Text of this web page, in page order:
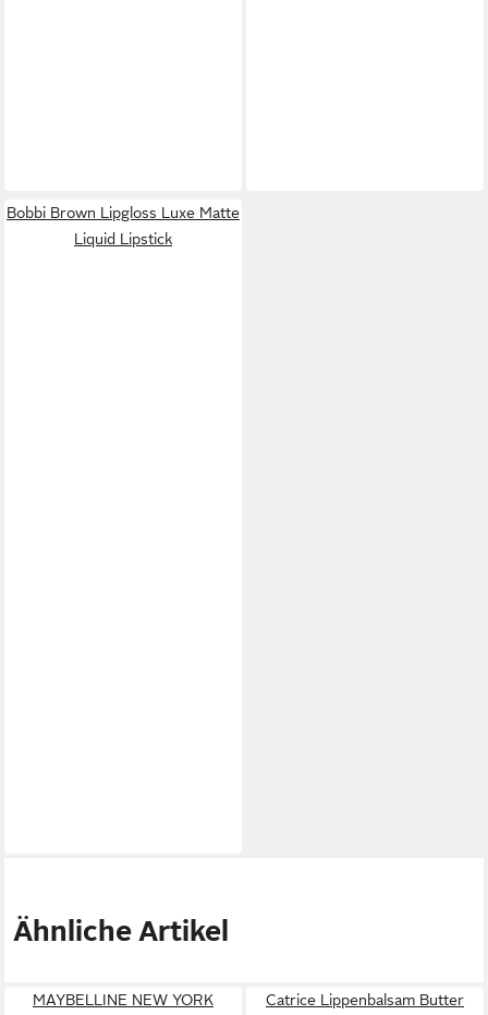
Bobbi Brown Lipgloss Luxe Matte
Liquid Lipstick
Ähnliche Artikel
MAYBELLINE NEW YORK
Catrice Lippenbalsam Butter